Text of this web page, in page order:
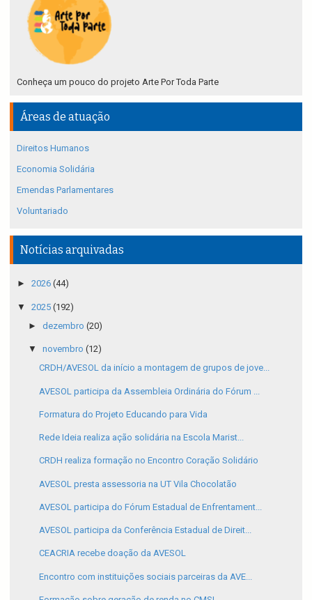
Conheça um pouco do projeto Arte Por Toda Parte
Áreas de atuação
Direitos Humanos
Economia Solidária
Emendas Parlamentares
Voluntariado
Notícias arquivadas
► 2026 (44)
▼ 2025 (192)
► dezembro (20)
▼ novembro (12)
CRDH/AVESOL da início a montagem de grupos de jove...
AVESOL participa da Assembleia Ordinária do Fórum ...
Formatura do Projeto Educando para Vida
Rede Ideia realiza ação solidária na Escola Marist...
CRDH realiza formação no Encontro Coração Solidário
AVESOL presta assessoria na UT Vila Chocolatão
AVESOL participa do Fórum Estadual de Enfrentament...
AVESOL participa da Conferência Estadual de Direit...
CEACRIA recebe doação da AVESOL
Encontro com instituições sociais parceiras da AVE...